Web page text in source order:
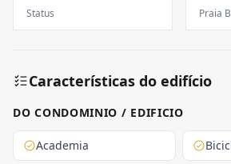
Status Praia
Características do edifício
DO CONDOMINIO / EDIFICIO
Academia